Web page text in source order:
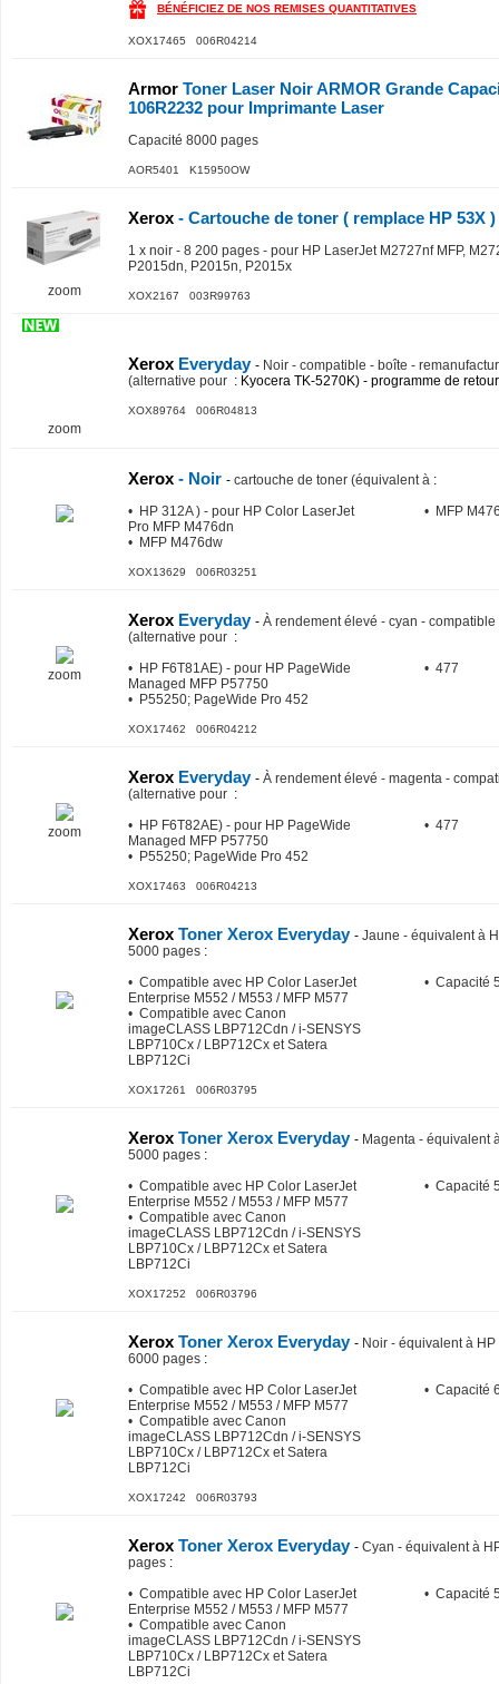
BÉNÉFICIEZ DE NOS REMISES QUANTITATIVES
XOX17465 006R04214
Armor Toner Laser Noir ARMOR Grande
106R2232 pour Imprimante Laser
Capacité 8000 pages
AOR5401 K15950OW
zoom
Xerox - Cartouche de toner ( remplace HP 53X )
1 x noir - 8 200 pages - pour HP LaserJet M2727nf MFP,
P2015dn, P2015n, P2015x
XOX2167 003R99763
zoom
Xerox Everyday - Noir - compatible - boîte -
(alternative pour : Kyocera TK-5270K) - programme de
XOX89764 006R04813
Xerox - Noir - cartouche de toner (équivalent à :
• HP 312A ) - pour HP Color LaserJet
Pro MFP M476dn
• MFP M476dw
• MFP
XOX13629 006R03251
zoom
Xerox Everyday - À rendement élevé - cyan -
(alternative pour :
• HP F6T81AE) - pour HP PageWide
Managed MFP P57750
• P55250; PageWide Pro 452
• 477
XOX17462 006R04212
zoom
Xerox Everyday - À rendement élevé - magenta -
(alternative pour :
• HP F6T82AE) - pour HP PageWide
Managed MFP P57750
• P55250; PageWide Pro 452
• 477
XOX17463 006R04213
Xerox Toner Xerox Everyday - Jaune - équivalent à
5000 pages :
• Compatible avec HP Color LaserJet
Enterprise M552 / M553 / MFP M577
• Compatible avec Canon
imageCLASS LBP712Cdn / i-SENSYS
LBP710Cx / LBP712Cx et Satera
LBP712Ci
• Capacité
XOX17261 006R03795
Xerox Toner Xerox Everyday - Magenta - équivalent
5000 pages :
• Compatible avec HP Color LaserJet
Enterprise M552 / M553 / MFP M577
• Compatible avec Canon
imageCLASS LBP712Cdn / i-SENSYS
LBP710Cx / LBP712Cx et Satera
LBP712Ci
• Capacité
XOX17252 006R03796
Xerox Toner Xerox Everyday - Noir - équivalent à
6000 pages :
• Compatible avec HP Color LaserJet
Enterprise M552 / M553 / MFP M577
• Compatible avec Canon
imageCLASS LBP712Cdn / i-SENSYS
LBP710Cx / LBP712Cx et Satera
LBP712Ci
• Capacité
XOX17242 006R03793
Xerox Toner Xerox Everyday - Cyan - équivalent à
pages :
• Compatible avec HP Color LaserJet
Enterprise M552 / M553 / MFP M577
• Compatible avec Canon
imageCLASS LBP712Cdn / i-SENSYS
LBP710Cx / LBP712Cx et Satera
LBP712Ci
• Capacité